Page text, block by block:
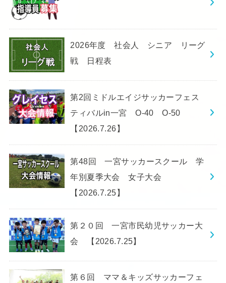
2026年度 社会人 シニア リーグ
戦 日程表
第2回ミドルエイジサッカーフェス
ティバルin一宮 O-40 O-50
【2026.7.26】
第48回 一宮サッカースクール 学
年別夏季大会 女子大会
【2026.7.25】
第２０回 一宮市民幼児サッカー大
会 【2026.7.25】
第６回 ママ＆キッズサッカーフェ